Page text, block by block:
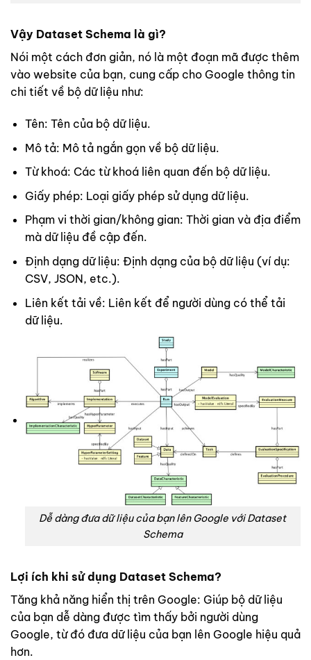
Vậy Dataset Schema là gì?
Nói một cách đơn giản, nó là một đoạn mã được thêm
vào website của bạn, cung cấp cho Google thông tin
chi tiết về bộ dữ liệu như:
Tên: Tên của bộ dữ liệu.
Mô tả: Mô tả ngắn gọn về bộ dữ liệu.
Từ khoá: Các từ khoá liên quan đến bộ dữ liệu.
Giấy phép: Loại giấy phép sử dụng dữ liệu.
Phạm vi thời gian/không gian: Thời gian và địa điểm
mà dữ liệu đề cập đến.
Định dạng dữ liệu: Định dạng của bộ dữ liệu (ví dụ:
CSV, JSON, etc.).
Liên kết tải về: Liên kết để người dùng có thể tải
dữ liệu.
Dễ dàng đưa dữ liệu của bạn lên Google với Dataset
Schema
Lợi ích khi sử dụng Dataset Schema?
Tăng khả năng hiển thị trên Google: Giúp bộ dữ liệu
của bạn dễ dàng được tìm thấy bởi người dùng
Google, từ đó đưa dữ liệu của bạn lên Google hiệu quả
hơn.